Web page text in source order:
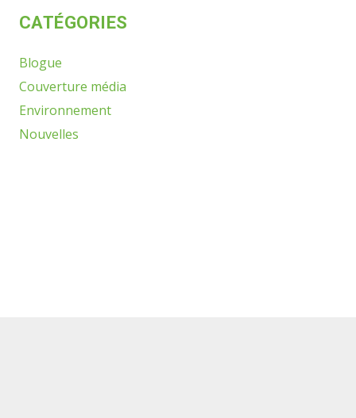
CATÉGORIES
Blogue
Couverture média
Environnement
Nouvelles